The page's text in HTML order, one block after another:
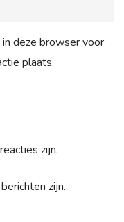
deze browser voor
plaats.
zijn.
zijn.